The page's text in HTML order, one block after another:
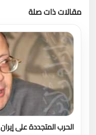
مقالات ذات صلة
الحرب المتجددة على إيران